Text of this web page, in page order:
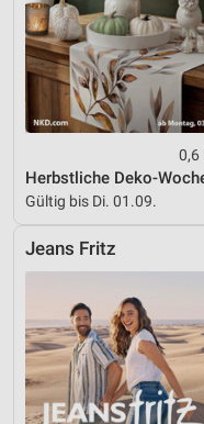
0,6
Herbstliche Deko-
Gültig bis Di. 01.09.
Jeans Fritz
Messung der
Analyse von
Kombinationen von
Quellen
Entwicklung und
Verwendung
Inhalten
IAB-Besonderheiten:
Verwendung genauer
Geräte anhand von
Informationen
Nicht-IAB-Verarbeitungszwecke:
Notwendig